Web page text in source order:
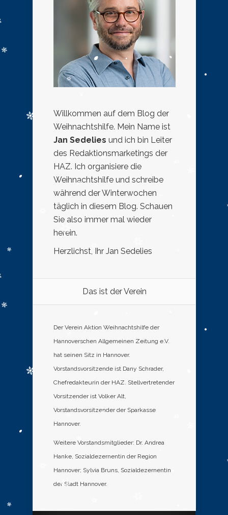
Willkommen auf dem Blog der
Weihnachtshilfe. Mein Name ist
Jan Sedelies und ich bin Leiter
des Redaktionsmarketings der
HAZ. Ich organisiere die
Weihnachtshilfe und schreibe
während der Winterwochen
täglich in diesem Blog. Schauen
Sie also immer mal wieder
herein.
Herzlichst, Ihr Jan Sedelies
Das ist der Verein
Der Verein Aktion Weihnachtshilfe der
Hannoverschen Allgemeinen Zeitung e.V.
hat seinen Sitz in Hannover.
Vorstandsvorsitzende ist Dany Schrader,
Chefredakteurin der HAZ. Stellvertretender
Vorsitzender ist Volker Alt,
Vorstandsvorsitzender der Sparkasse
Hannover.
Weitere Vorstandsmitglieder: Dr. Andrea
Hanke, Sozialdezernentin der Region
Hannover; Sylvia Bruns, Sozialdezernentin
der Stadt Hannover.